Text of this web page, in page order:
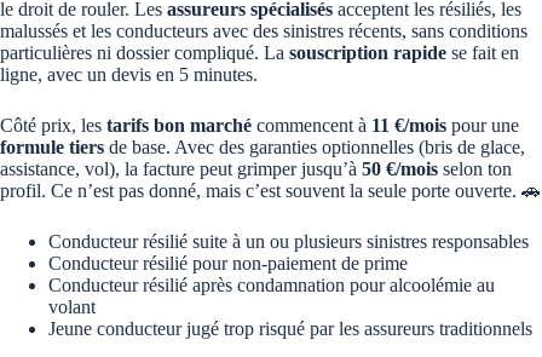
le droit de rouler. Les assureurs spécialisés acceptent les résiliés, les
malussés et les conducteurs avec des sinistres récents, sans conditions
particulières ni dossier compliqué. La souscription rapide se fait en
ligne, avec un devis en 5 minutes.
Côté prix, les tarifs bon marché commencent à 11 €/mois pour une
formule tiers de base. Avec des garanties optionnelles (bris de glace,
assistance, vol), la facture peut grimper jusqu’à 50 €/mois selon ton
profil. Ce n’est pas donné, mais c’est souvent la seule porte ouverte. 🚗
Conducteur résilié suite à un ou plusieurs sinistres responsables
Conducteur résilié pour non-paiement de prime
Conducteur résilié après condamnation pour alcoolémie au
volant
Jeune conducteur jugé trop risqué par les assureurs traditionnels